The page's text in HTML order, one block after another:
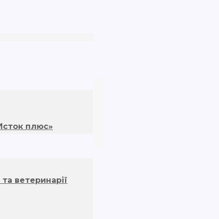
плюс»
ветеринарії